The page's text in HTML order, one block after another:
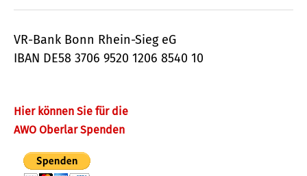
VR-Bank Bonn Rhein-Sieg eG
IBAN DE58 3706 9520 1206 8540 10
Hier können Sie für die
AWO Oberlar Spenden